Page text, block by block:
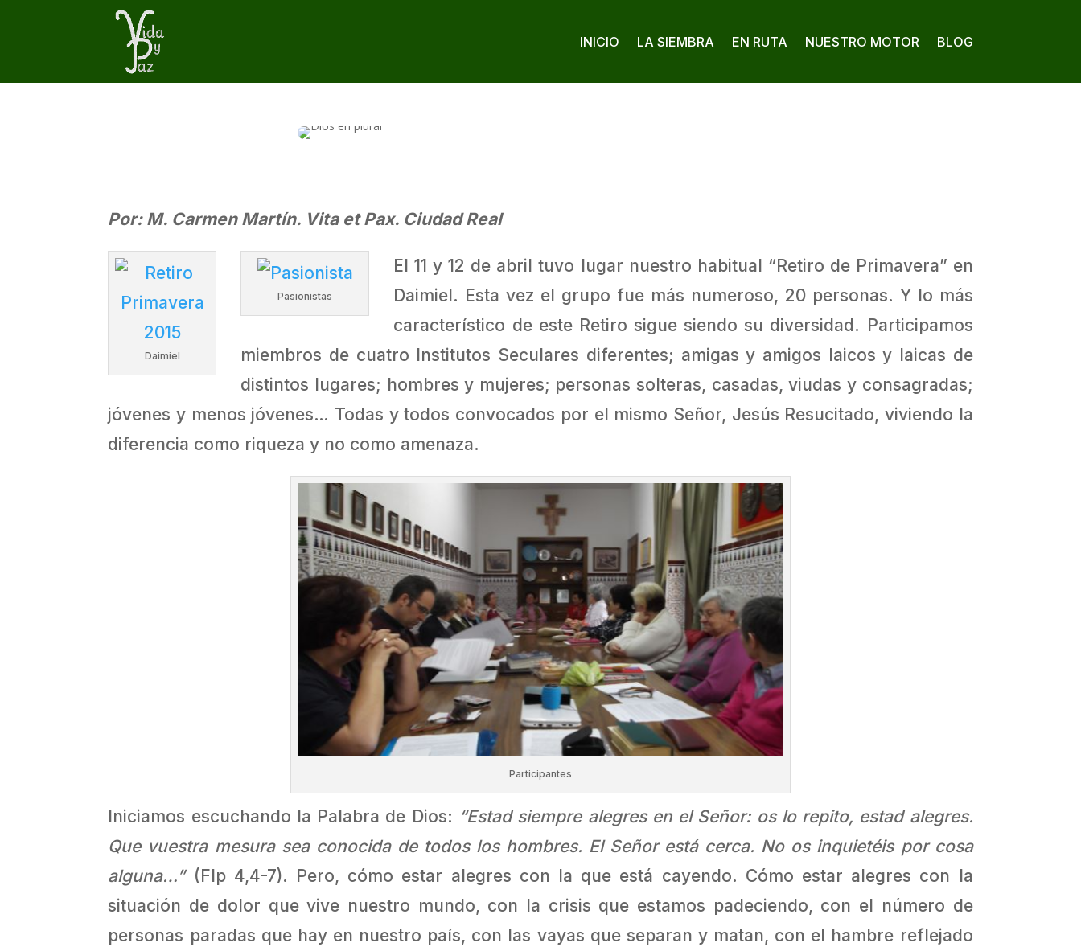
INICIO LA SIEMBRA EN RUTA NUESTRO MOTOR BLOG
Por: M. Carmen Martín. Vita et Pax. Ciudad Real
Daimiel
Pasionistas
El 11 y 12 de abril tuvo lugar nuestro habitual “Retiro de Primavera” en
Daimiel. Esta vez el grupo fue más numeroso, 20 personas. Y lo más
característico de este Retiro sigue siendo su diversidad. Participamos
miembros de cuatro Institutos Seculares diferentes; amigas y amigos laicos y laicas de
distintos lugares; hombres y mujeres; personas solteras, casadas, viudas y consagradas;
jóvenes y menos jóvenes… Todas y todos convocados por el mismo Señor, Jesús Resucitado, viviendo la
diferencia como riqueza y no como amenaza.
Participantes
Iniciamos escuchando la Palabra de Dios: “Estad siempre alegres en el Señor: os lo repito, estad alegres.
Que vuestra mesura sea conocida de todos los hombres. El Señor está cerca. No os inquietéis por cosa
alguna…”(Flp 4,4-7). Pero, cómo estar alegres con la que está cayendo. Cómo estar alegres con la
situación de dolor que vive nuestro mundo, con la crisis que estamos padeciendo, con el número de
personas paradas que hay en nuestro país, con las vayas que separan y matan, con el hambre reflejado